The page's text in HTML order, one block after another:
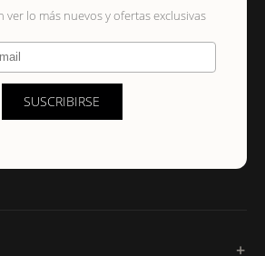
ver lo más nuevos y ofertas exclusivas
SUSCRIBIRSE